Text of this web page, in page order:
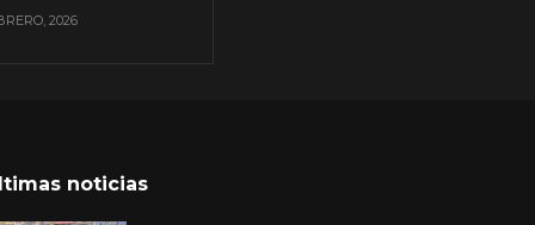
2026
noticias